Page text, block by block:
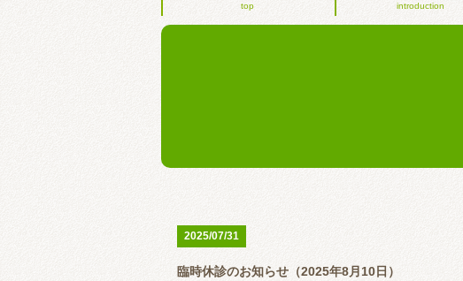
top introduction
2025/07/31
臨時休診のお知らせ（2025年8月10日）